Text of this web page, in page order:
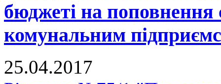
бюджеті на поповнення
комунальним
25.04.2017